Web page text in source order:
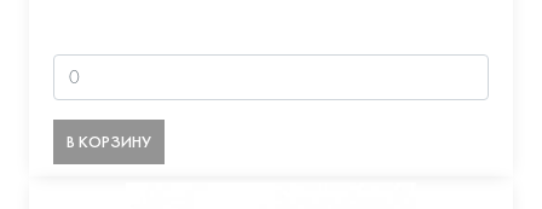
В КОРЗИНУ